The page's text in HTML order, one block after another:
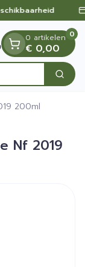
Zoek
0 artikelen
€ 0,00
0
200ml
Nf 2019